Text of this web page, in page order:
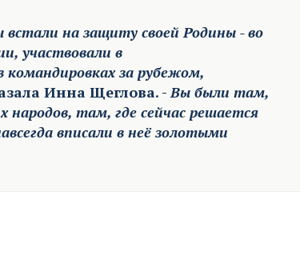
на защиту своей Родины - во
участвовали в
за рубежом,
Инна Щеглова. -Вы были там,
народов, там, где сейчас решается
вписали в неё золотыми